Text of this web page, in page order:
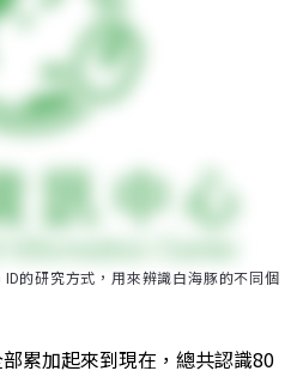
的研究方式，用來辨識白海豚的不同個
部累加起來到現在，總共認識80